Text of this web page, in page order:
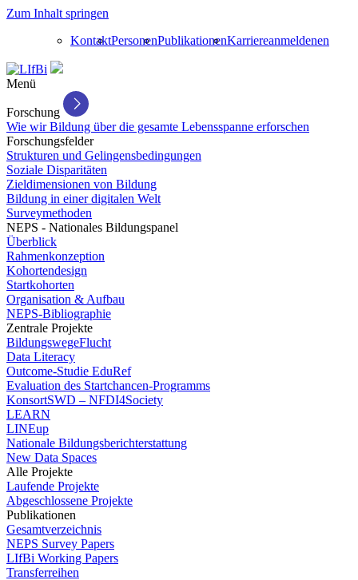
Zum Inhalt springen
KontaktPersonenPublikationenKarriereanmeldenen
Menü
Forschung
Wie wir Bildung über die gesamte Lebensspanne erforschen
Forschungsfelder
Strukturen und Gelingensbedingungen
Soziale Disparitäten
Zieldimensionen von Bildung
Bildung in einer digitalen Welt
Surveymethoden
NEPS - Nationales Bildungspanel
Überblick
Rahmenkonzeption
Kohortendesign
Startkohorten
Organisation & Aufbau
NEPS-Bibliographie
Zentrale Projekte
BildungswegeFlucht
Data Literacy
Outcome-Studie EduRef
Evaluation des Startchancen-Programms
KonsortSWD – NFDI4Society
LEARN
LINEup
Nationale Bildungsberichterstattung
New Data Spaces
Alle Projekte
Laufende Projekte
Abgeschlossene Projekte
Publikationen
Gesamtverzeichnis
NEPS Survey Papers
LIfBi Working Papers
Transferreihen